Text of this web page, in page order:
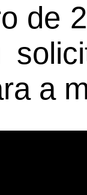
de
a